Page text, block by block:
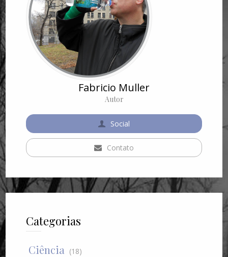
Fabricio Muller
Autor
Social
Contato
Categorias
Ciência (18)